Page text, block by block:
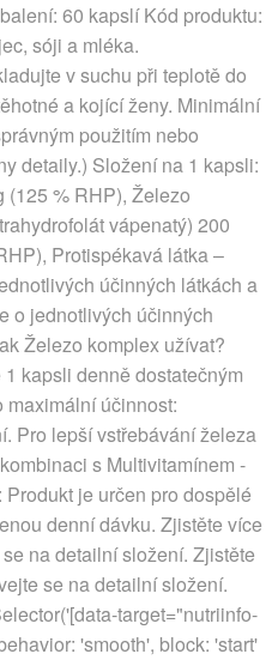
60 kapslí Kód produktu:
sóji a mléka.
v suchu při teplotě do
a kojící ženy. Minimální
použitím nebo
detaily.) Složení na 1 kapsli:
(125 % RHP), Železo
vápenatý) 200
Protispékavá látka –
účinných látkách a
o jednotlivých účinných
Železo komplex užívat?
kapsli denně dostatečným
maximální účinnost:
Pro lepší vstřebávání železa
s Multivitamínem -
je určen pro dospělé
denní dávku. Zjistěte více
na detailní složení. Zjistěte
se na detailní složení.
target="nutriinfo-
'smooth', block: 'start'